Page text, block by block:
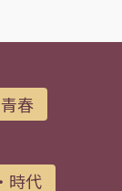
青春
時代